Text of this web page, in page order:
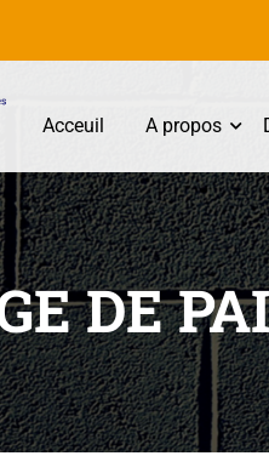
Acceuil A propos
DE